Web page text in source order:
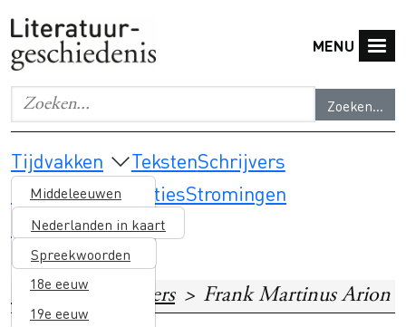
MENU
Zoeken...
Geef de woorden op waar je naar wilt zoeken.
Main navigation
Tijdvakken
Middeleeuwen
Nederlanden in kaart
16e eeuw
Spreekwoorden
17e eeuw
18e eeuw
19e eeuw
TekstenSchrijvers
Thema's & selectiesStromingen
Lesmateriaal
Home Schrijvers Frank Martinus Arion